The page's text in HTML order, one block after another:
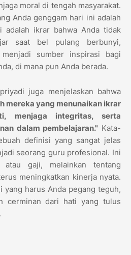
moral di tengah masyarakat.
Anda genggam hari ini adalah
ikrar bahwa Anda tidak
saat bel pulang berbunyi,
sumber inspirasi bagi
di mana pun Anda berada.
juga menjelaskan bahwa
mereka yang menunaikan ikrar
menjaga integritas, serta
dalam pembelajaran." Kata-
definisi yang sangat jelas
seorang guru profesional. Ini
gaji, melainkan tentang
meningkatkan kinerja nyata.
yang harus Anda pegang teguh,
cerminan dari hati yang tulus